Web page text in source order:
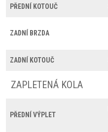
PŘEDNÍ KOTOUČ
ZADNÍ BRZDA
ZADNÍ KOTOUČ
ZAPLETENÁ KOLA
PŘEDNÍ VÝPLET